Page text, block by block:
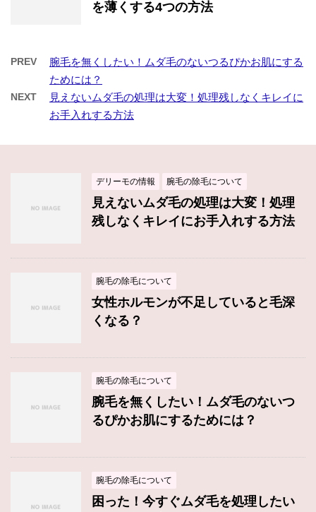
を薄くする4つの方法
PREV
腕毛を無くしたい！ムダ毛のないつるぴかお肌にする
ためには？
NEXT
見えないムダ毛の処理は大変！処理残しなくキレイに
お手入れする方法
デリーモの情報 腕毛の除毛について
見えないムダ毛の処理は大変！処理
残しなくキレイにお手入れする方法
腕毛の除毛について
女性ホルモンが不足していると毛深
くなる？
腕毛の除毛について
腕毛を無くしたい！ムダ毛のないつ
るぴかお肌にするためには？
腕毛の除毛について
困った！今すぐムダ毛を処理したい